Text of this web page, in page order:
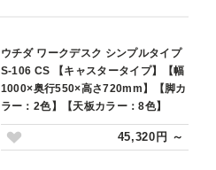
ウチダ ワークデスク シンプルタイプ
S-106 CS 【キャスタータイプ】【幅
1000×奥行550×高さ720mm】【脚カ
ラー：2色】【天板カラー：8色】
45,320円 ～